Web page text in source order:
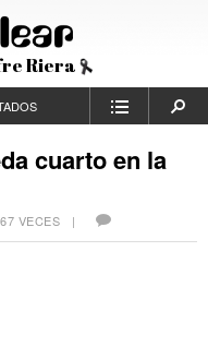
Riera
cuarto en la
VECES |